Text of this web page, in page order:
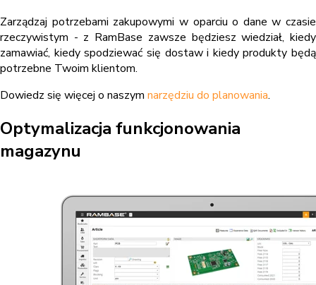
Zarządzaj potrzebami zakupowymi w oparciu o dane w czasie
rzeczywistym - z RamBase zawsze będziesz wiedział, kiedy
zamawiać, kiedy spodziewać się dostaw i kiedy produkty będą
potrzebne Twoim klientom.
Dowiedz się więcej o naszym narzędziu do planowania.
Optymalizacja funkcjonowania
magazynu